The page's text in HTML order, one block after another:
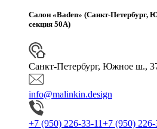
Салон «Baden» (Санкт-Петербург,
секция 50А)
Санкт-Петербург, Южное ш.,
info@malinkin.design
+7 (950) 226-33-11+7 (950) 226-